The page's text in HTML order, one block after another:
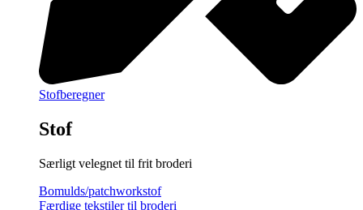
Stofberegner
Stof
Særligt velegnet til frit broderi
Bomulds/patchworkstof
Færdige tekstiler til broderi